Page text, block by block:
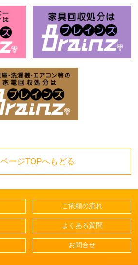
ページTOPへもどる
ご依頼の流れ
よくある質問
お問合せ